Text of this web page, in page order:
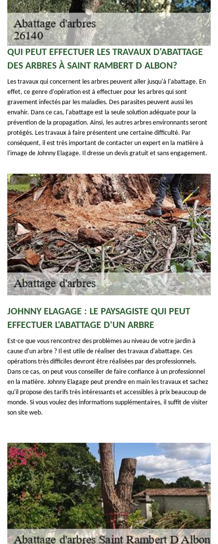
QUI PEUT EFFECTUER LES TRAVAUX D'ABATTAGE
DES ARBRES À SAINT RAMBERT D ALBON?
Les travaux qui concernent les arbres peuvent aller jusqu'à l'abattage. En
effet, ce genre d'opération est à effectuer pour les arbres qui sont
gravement infectés par les maladies. Des parasites peuvent aussi les
envahir. Dans ce cas, l'abattage est la seule solution adéquate pour la
prévention de la propagation. Ainsi, les autres arbres environnants seront
protégés. Les travaux à faire présentent une certaine difficulté. Par
conséquent, il est très important de contacter un expert en la matière à
l'image de Johnny Elagage. Il dresse un devis gratuit et sans engagement.
JOHNNY ELAGAGE : LE PAYSAGISTE QUI PEUT
EFFECTUER L'ABATTAGE D'UN ARBRE
Est-ce que vous rencontrez des problèmes au niveau de votre jardin à
cause d'un arbre ? Il est utile de réaliser des travaux d'abattage. Ces
opérations très difficiles devront être réalisées par des professionnels.
Dans ce cas, on peut vous conseiller de faire confiance à un professionnel
en la matière. Johnny Elagage peut prendre en main les travaux et sachez
qu'il propose des tarifs très intéressants et accessibles à prix beaucoup de
monde. Si vous voulez des informations supplémentaires, il suffit de visiter
son site web.